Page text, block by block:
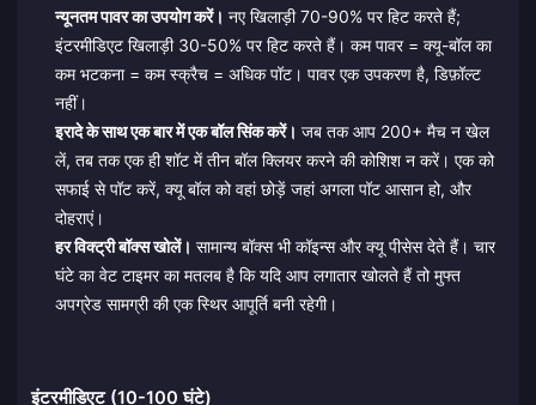
न्यूनतम पावर का उपयोग करें। नए खिलाड़ी 70-90% पर हिट करते हैं;
इंटरमीडिएट खिलाड़ी 30-50% पर हिट करते हैं। कम पावर = क्यू-बॉल का
कम भटकना = कम स्क्रैच = अधिक पॉट। पावर एक उपकरण है, डिफ़ॉल्ट
नहीं।
इरादे के साथ एक बार में एक बॉल सिंक करें। जब तक आप 200+ मैच न खेल
लें, तब तक एक ही शॉट में तीन बॉल क्लियर करने की कोशिश न करें। एक को
सफाई से पॉट करें, क्यू बॉल को वहां छोड़ें जहां अगला पॉट आसान हो, और
दोहराएं।
हर विक्ट्री बॉक्स खोलें। सामान्य बॉक्स भी कॉइन्स और क्यू पीसेस देते हैं। चार
घंटे का वेट टाइमर का मतलब है कि यदि आप लगातार खोलते हैं तो मुफ्त
अपग्रेड सामग्री की एक स्थिर आपूर्ति बनी रहेगी।
इंटरमीडिएट (10-100 घंटे)